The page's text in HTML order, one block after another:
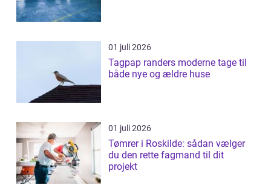
01 juli 2026
Tagpap randers moderne tage til
både nye og ældre huse
01 juli 2026
Tømrer i Roskilde: sådan vælger
du den rette fagmand til dit
projekt